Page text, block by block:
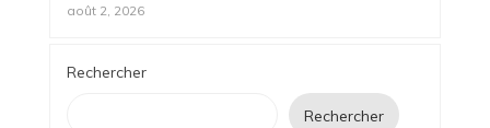
août 2, 2026
Rechercher
Rechercher